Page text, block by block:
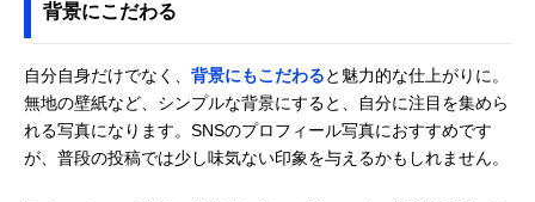
背景にこだわる
自分自身だけでなく、 背景にもこだわると魅力的な仕上がりに。
無地の壁紙など、シンプルな背景にすると、自分に注目を集めら
れる写真になります。SNSのプロフィール写真におすすめです
が、普段の投稿では少し味気ない印象を与えるかもしれません。